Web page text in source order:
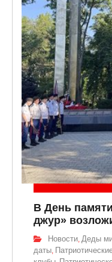
В День
джур»
Новости, Деды
даты,